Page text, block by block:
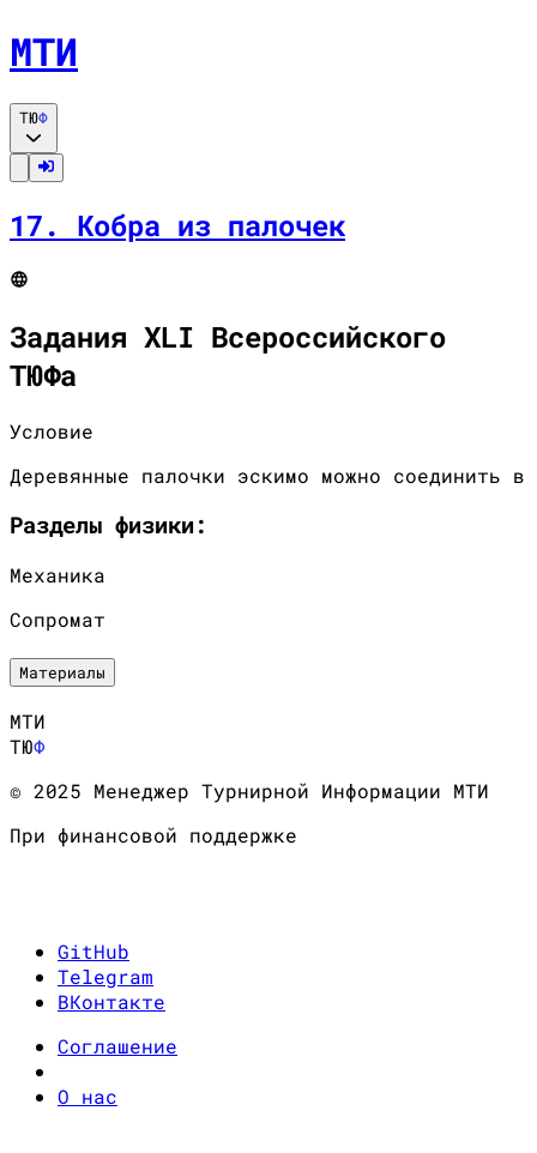
МТИ
ТЮФ
17. Кобра из палочек
Задания XLI Всероссийского
ТЮФа
Условие
Деревянные палочки эскимо можно
Разделы физики :
Механика
Сопромат
Материалы
МТИ
ТЮФ
© 2025 Менеджер Турнирной Информации МТИ
При финансовой поддержке
GitHub
Telegram
ВКонтакте
Соглашение
О нас